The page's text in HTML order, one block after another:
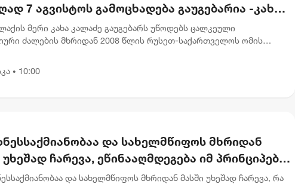
7 აგვისტოს გამოცხადება გაუგებარია -კახა
მერი კახა კალაძე გაუგებარს უწოდებს ცალკეული
ძალების მხრიდან 2008 წლის რუსეთ-საქართველოს ომის
შეკითხვი...
• 10:00
და სახელმწიფოს მხრიდან
უხეშად ჩარევა, ეწინააღმდეგება იმ პრინციპებს,
2012 წლიდან მოვყვებით - კალაძე
და სახელმწიფოს მხრიდან მასში უხეშად ჩარევა, რა